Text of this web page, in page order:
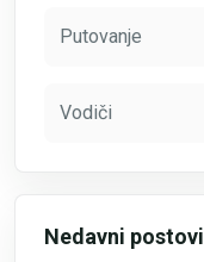
Putovanje
Vodiči
Nedavni postovi